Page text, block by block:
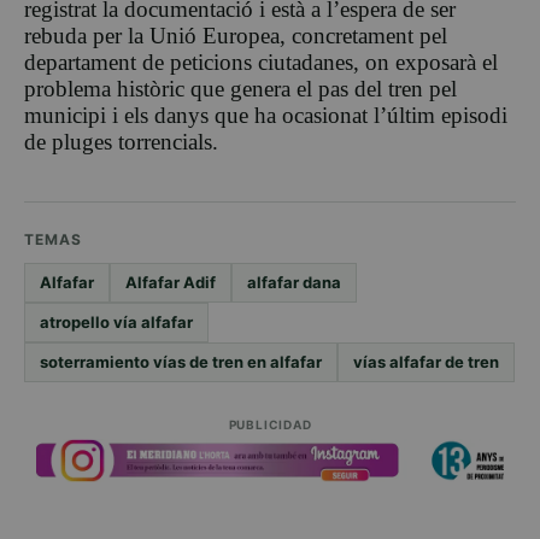
registrat la documentació i està a l’espera de ser
rebuda per la Unió Europea, concretament pel
departament de peticions ciutadanes, on exposarà el
problema històric que genera el pas del tren pel
municipi i els danys que ha ocasionat l’últim episodi
de pluges torrencials.
TEMAS
Alfafar Alfafar Adif alfafar dana
atropello vía alfafar
soterramiento vías de tren en alfafar vías alfafar de tren
PUBLICIDAD